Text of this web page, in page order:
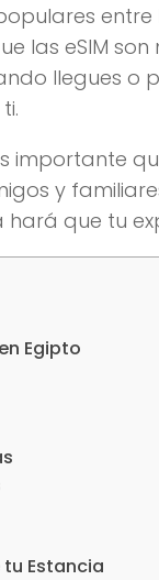
las eSIM
llegues o
y
que tu
Egipto
Estancia